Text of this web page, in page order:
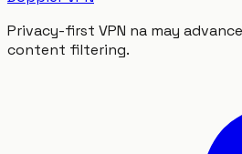
Privacy-first VPN na may
content filtering.